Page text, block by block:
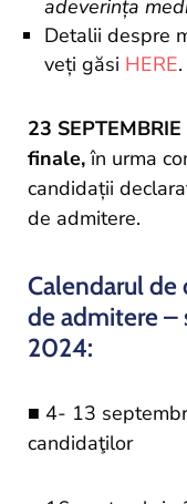
adeverința
Detalii despre
veți găsi HERE.
23
finale,în urma
candidații
de admitere.
Calendarul de
de admitere –
2024:
■ 4- 13
candidaţilor